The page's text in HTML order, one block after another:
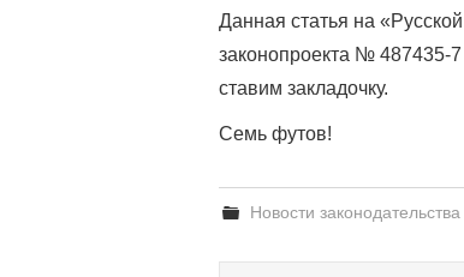
Данная статья на
законопроекта № 487435-7
ставим закладочку.
Семь футов!
Новости законодательства